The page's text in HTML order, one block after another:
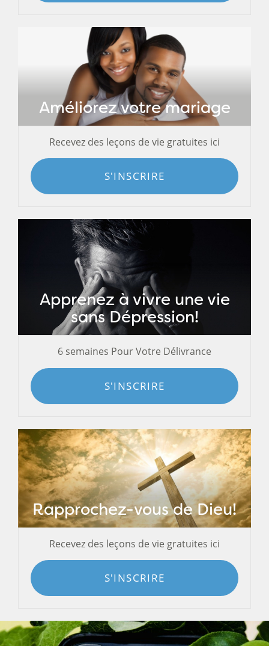
Améliorez votre mariage
Recevez des leçons de vie gratuites ici
S'INSCRIRE
Apprenez à vivre une vie
sans Dépression!
6 semaines Pour Votre Délivrance
S'INSCRIRE
Rapprochez-vous de Dieu!
Recevez des leçons de vie gratuites ici
S'INSCRIRE